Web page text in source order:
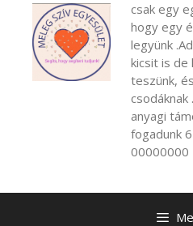
csak egy
hogy egy
legyünk
kicsit is de
teszünk,
anyagi
fogadunk
00000000